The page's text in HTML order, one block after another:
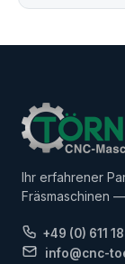
Ihr erfahrener
Fräsmaschinen
+49 (0) 611
info@cnc-